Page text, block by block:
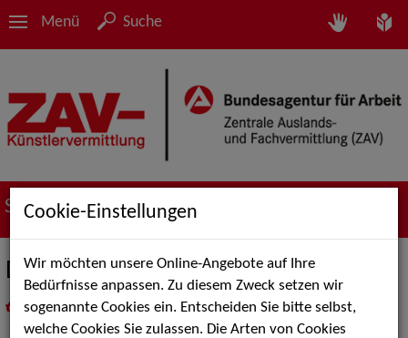
Menü Suche
Suche nach Künstler*innen
Duo Cantolegno
als PDF speichern
inMeine Merklistelegen
Cookie-Einstellungen
Wir möchten unsere Online-Angebote auf Ihre
Bedürfnisse anpassen. Zu diesem Zweck setzen wir
sogenannte Cookies ein. Entscheiden Sie bitte selbst,
welche Cookies Sie zulassen. Die Arten von Cookies